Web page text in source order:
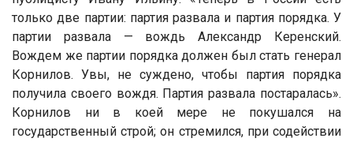
только две партии: партия развала и партия порядка. У
партии развала — вождь Александр Керенский.
Вождем же партии порядка должен был стать генерал
Корнилов. Увы, не суждено, чтобы партия порядка
получила своего вождя. Партия развала постаралась».
Корнилов ни в коей мере не покушался на
государственный строй; он стремился, при содействии